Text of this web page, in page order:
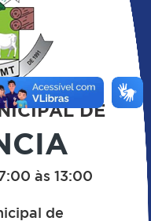
DE
às 13:00
de